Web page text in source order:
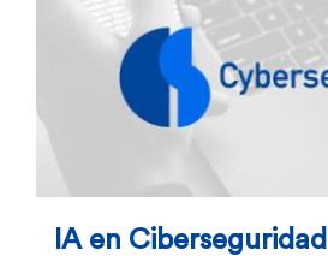
IA en Ciberseguridad